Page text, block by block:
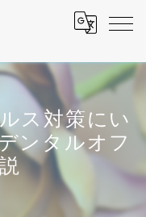
ス対策にい
ンタルオフ